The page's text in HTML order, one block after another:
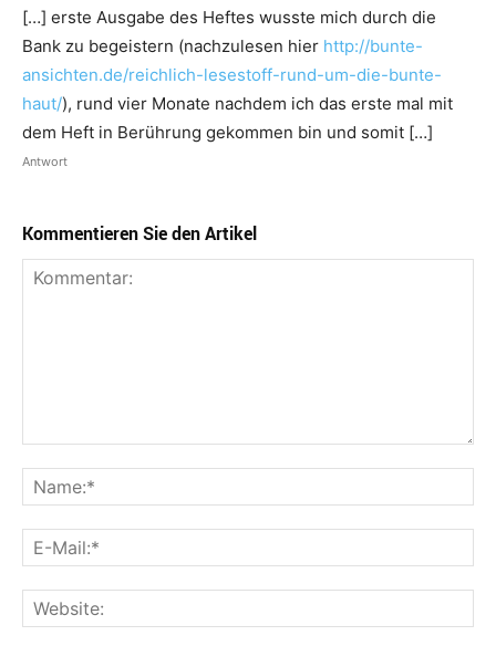
[…] erste Ausgabe des Heftes wusste mich durch die
Bank zu begeistern (nachzulesen hier http://bunte-
ansichten.de/reichlich-lesestoff-rund-um-die-bunte-
haut/), rund vier Monate nachdem ich das erste mal mit
dem Heft in Berührung gekommen bin und somit […]
Antwort
Kommentieren Sie den Artikel